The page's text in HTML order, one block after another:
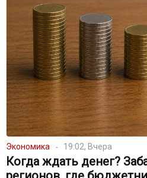
Экономика 19:02, Вчера
Когда ждать денег?